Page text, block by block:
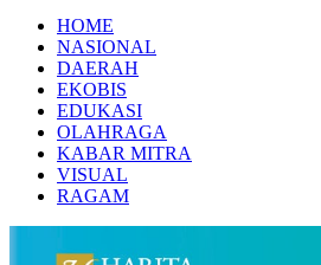
HOME
NASIONAL
DAERAH
EKOBIS
EDUKASI
OLAHRAGA
KABAR MITRA
VISUAL
RAGAM